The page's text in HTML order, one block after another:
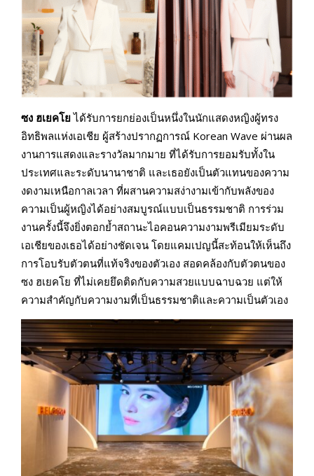
ซง ฮเยคโยได้รับการยกย่องเป็นหนึ่งในนักแสดงหญิงผู้ทรง
อิทธิพลแห่งเอเชีย ผู้สร้างปรากฏการณ์ Korean Wave ผ่านผล
งานการแสดงและรางวัลมากมาย ที่ได้รับการยอมรับทั้งใน
ประเทศและระดับนานาชาติ และเธอยังเป็นตัวแทนของความ
งดงามเหนือกาลเวลา ที่ผสานความสง่างามเข้ากับพลังของ
ความเป็นผู้หญิงได้อย่างสมบูรณ์แบบเป็นธรรมชาติ การร่วม
งานครั้งนี้จึงยิ่งตอกย้ำสถานะไอคอนความงามพรีเมียมระดับ
เอเชียของเธอได้อย่างชัดเจน โดยแคมเปญนี้สะท้อนให้เห็นถึง
การโอบรับตัวตนที่แท้จริงของตัวเอง สอดคล้องกับตัวตนของ
ซง ฮเยคโย ที่ไม่เคยยึดติดกับความสวยแบบฉาบฉวย แต่ให้
ความสำคัญกับความงามที่เป็นธรรมชาติและความเป็นตัวเอง